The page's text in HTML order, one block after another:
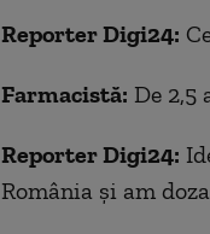
Reporter Digi24:
Farmacistă: De 2,5
Reporter Digi24:
România și am